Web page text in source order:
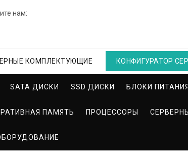
нам:
КОМПЛЕКТУЮЩИЕ КОНФИГУРАТОР
SATA ДИСКИ SSD ДИСКИ БЛОКИ ПИТАНИЯ
ПАМЯТЬ ПРОЦЕССОРЫ